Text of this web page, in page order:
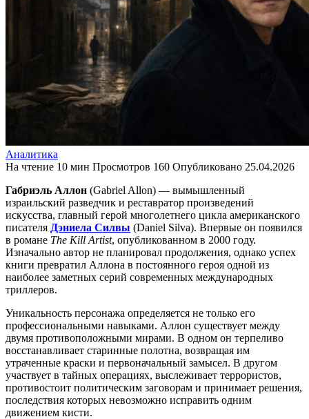
Аналитика
На чтение 10 мин Просмотров 160 Опубликовано 25.04.2026
Габриэль Аллон (Gabriel Allon) — вымышленный
израильский разведчик и реставратор произведений
искусства, главный герой многолетнего цикла американского
писателя Дэниела Силвы (Daniel Silva). Впервые он появился
в романе The Kill Artist, опубликованном в 2000 году.
Изначально автор не планировал продолжения, однако успех
книги превратил Аллона в постоянного героя одной из
наиболее заметных серий современных международных
триллеров.
Уникальность персонажа определяется не только его
профессиональными навыками. Аллон существует между
двумя противоположными мирами. В одном он терпеливо
восстанавливает старинные полотна, возвращая им
утраченные краски и первоначальный замысел. В другом
участвует в тайных операциях, выслеживает террористов,
противостоит политическим заговорам и принимает решения,
последствия которых невозможно исправить одним
движением кисти.